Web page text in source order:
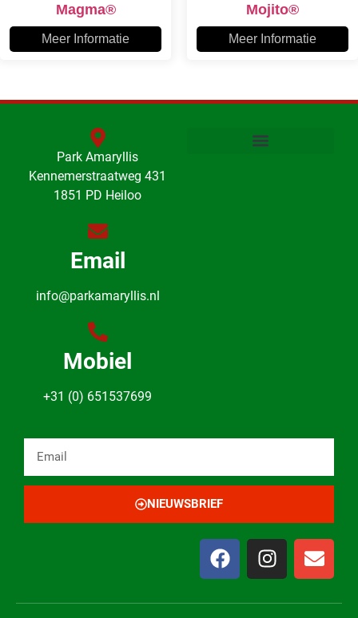
Magma®
Meer Informatie
Mojito®
Meer Informatie
Park Amaryllis
Kennemerstraatweg 431
1851 PD Heiloo
Email
info@parkamaryllis.nl
Mobiel
+31 (0) 651537699
NIEUWSBRIEF